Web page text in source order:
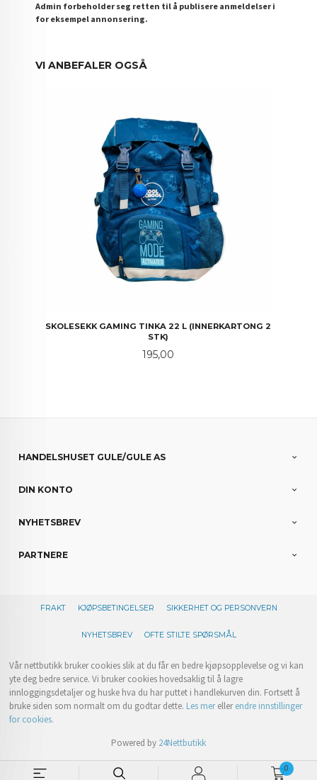
0
Admin forbeholder seg retten til å publisere anmeldelser i
for eksempel annonsering.
VI ANBEFALER OGSÅ
SKOLESEKK GAMING TINKA 22 L (INNERKARTONG 2
STK)
Pris
195,00
HANDELSHUSET GULE/GULE AS
DIN KONTO
NYHETSBREV
PARTNERE
FRAKT KJØPSBETINGELSER SIKKERHET OG PERSONVERN
NYHETSBREV OFTE STILTE SPØRSMÅL
Vår nettbutikk bruker cookies slik at du får en bedre kjøpsopplevelse og vi kan
yte deg bedre service. Vi bruker cookies hovedsaklig til å lagre
innloggingsdetaljer og huske hva du har puttet i handlekurven din. Fortsett å
bruke siden som normalt om du godtar dette. Les merellerendre innstillinger
for cookies.
Powered by 24Nettbutikk